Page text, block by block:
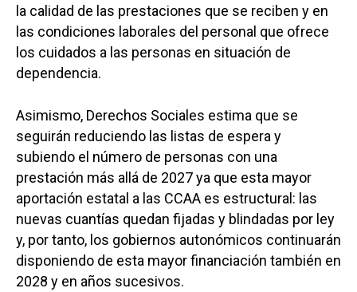
la calidad de las prestaciones que se reciben y en
las condiciones laborales del personal que ofrece
los cuidados a las personas en situación de
dependencia.
Asimismo, Derechos Sociales estima que se
seguirán reduciendo las listas de espera y
subiendo el número de personas con una
prestación más allá de 2027 ya que esta mayor
aportación estatal a las CCAA es estructural: las
nuevas cuantías quedan fijadas y blindadas por ley
y, por tanto, los gobiernos autonómicos continuarán
disponiendo de esta mayor financiación también en
2028 y en años sucesivos.